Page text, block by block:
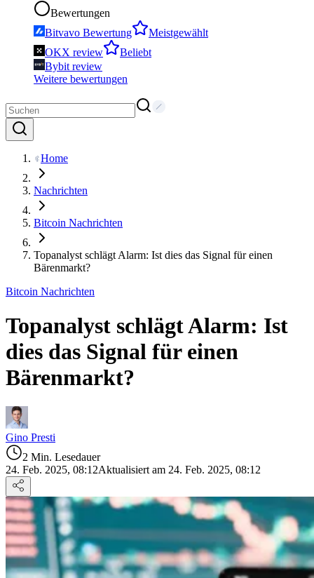
Bewertungen
Bitvavo Bewertung
Meistgewählt
OKX review
Beliebt
Bybit review
Weitere bewertungen
Home
Nachrichten
Bitcoin Nachrichten
Topanalyst schlägt Alarm: Ist dies das Signal für einen
Bärenmarkt?
Bitcoin Nachrichten
Topanalyst schlägt Alarm: Ist
dies das Signal für einen
Bärenmarkt?
Gino Presti
2 Min. Lesedauer
24. Feb. 2025, 08:12Aktualisiert am 24. Feb. 2025, 08:12